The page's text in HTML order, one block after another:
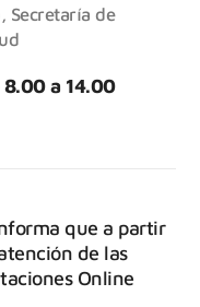
Secretaría de
8.00 a 14.00
que a partir
de las
Online